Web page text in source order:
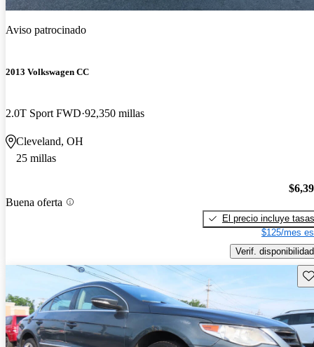
Aviso patrocinado
2013 Volkswagen CC
2.0T Sport FWD 92,350 millas
Cleveland, OH
25 millas
Buena oferta
El precio incluye tasas
$125/mes
Verif. disponibilidad